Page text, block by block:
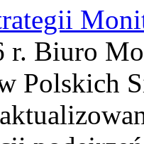
r. Biuro
Polskich